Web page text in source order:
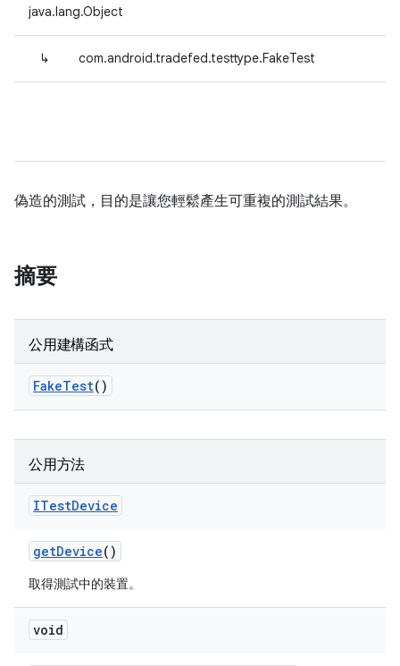
java.lang.Object
↳ com.android.tradefed.testtype.FakeTest
偽造的測試，目的是讓您輕鬆產生可重複的測試結果。
摘要
公用建構函式
FakeTest()
公用方法
ITestDevice
getDevice()
取得測試中的裝置。
void